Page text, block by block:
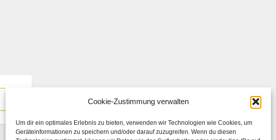
Cookie-Zustimmung verwalten
Um dir ein optimales Erlebnis zu bieten, verwenden wir Technologien wie Cookies, um
Geräteinformationen zu speichern und/oder darauf zuzugreifen. Wenn du diesen